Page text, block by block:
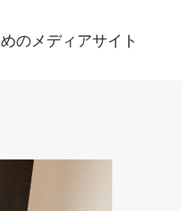
のメディアサイト